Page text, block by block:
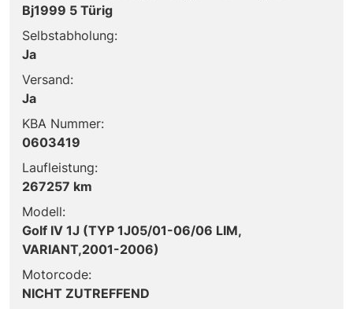
Bj1999 5 Türig
Selbstabholung:
Ja
Versand:
Ja
KBA Nummer:
0603419
Laufleistung:
267257 km
Modell:
Golf IV 1J (TYP 1J05/01-06/06 LIM,
VARIANT,2001-2006)
Motorcode:
NICHT ZUTREFFEND